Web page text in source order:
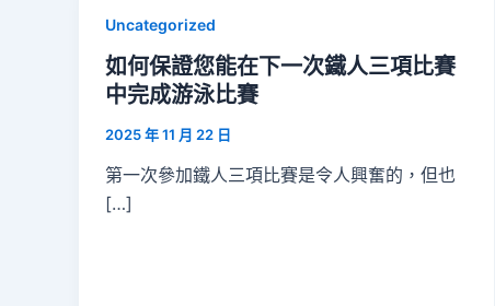
Uncategorized
如何保證您能在下一次鐵人三項比賽
中完成游泳比賽
2025 年 11 月 22 日
第一次參加鐵人三項比賽是令人興奮的，但也
[…]